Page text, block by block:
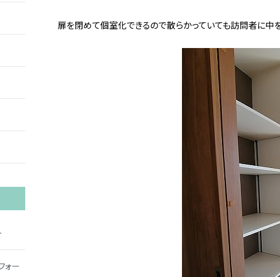
扉を閉めて個室化できるので散らかっていても訪問者に中
ォー